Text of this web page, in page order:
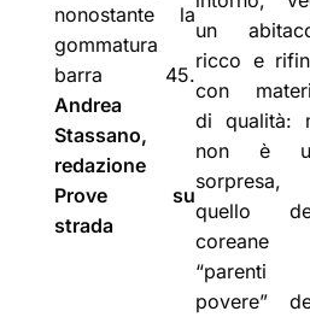
nonostante la
gommatura
barra 45.
Andrea
Stassano,
redazione
Prove su
strada
un
ricco e
con
di qualità:
non è
sorpresa,
quello
coreane
“parenti
povere”